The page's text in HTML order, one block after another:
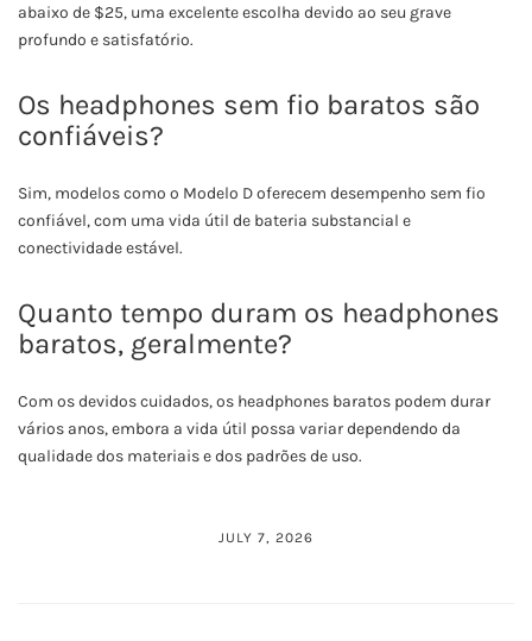
abaixo de $25, uma excelente escolha devido ao seu grave
profundo e satisfatório.
Os headphones sem fio baratos são
confiáveis?
Sim, modelos como o Modelo D oferecem desempenho sem fio
confiável, com uma vida útil de bateria substancial e
conectividade estável.
Quanto tempo duram os headphones
baratos, geralmente?
Com os devidos cuidados, os headphones baratos podem durar
vários anos, embora a vida útil possa variar dependendo da
qualidade dos materiais e dos padrões de uso.
JULY 7, 2026